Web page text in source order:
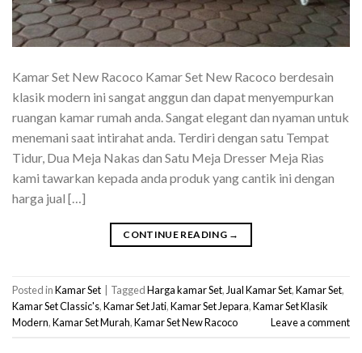
Kamar Set New Racoco Kamar Set New Racoco berdesain
klasik modern ini sangat anggun dan dapat menyempurkan
ruangan kamar rumah anda. Sangat elegant dan nyaman untuk
menemani saat intirahat anda. Terdiri dengan satu Tempat
Tidur, Dua Meja Nakas dan Satu Meja Dresser Meja Rias
kami tawarkan kepada anda produk yang cantik ini dengan
harga jual […]
CONTINUE READING →
Posted inKamar Set TaggedHarga kamar Set, Jual Kamar Set,Kamar Set,
Kamar Set Classic's,Kamar Set Jati,Kamar Set Jepara,Kamar Set Klasik
Modern,Kamar Set Murah,Kamar Set New Racoco Leave a comment